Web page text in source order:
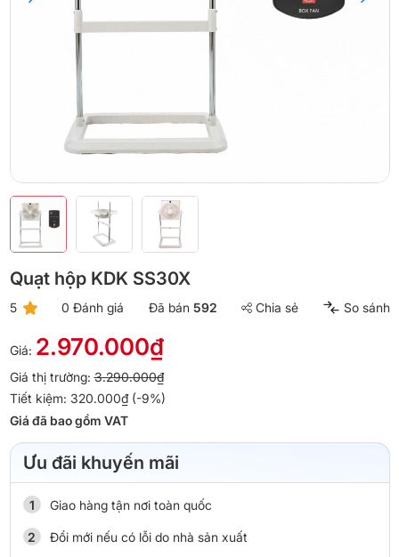
Quạt hộp KDK SS30X
5 0 Đánh giá Đã bán 592 Chia sẻ So sánh
Giá: 2.970.000₫
Giá thị trường:3.290.000₫
Tiết kiệm: 320.000₫ (-9%)
Giá đã bao gồm VAT
Ưu đãi khuyến mãi
Giao hàng tận nơi toàn quốc
Đổi mới nếu có lỗi do nhà sản xuất